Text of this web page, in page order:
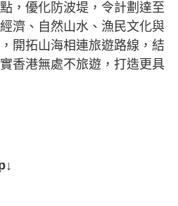
優化防波堤，令計劃達至
濟、自然山水、漁民文化與
開拓山海相連旅遊路線，結
香港無處不旅遊，打造更具